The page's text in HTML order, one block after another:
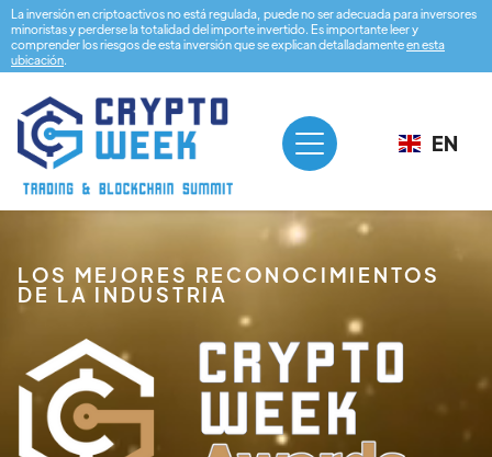
La inversión en criptoactivos no está regulada, puede no ser adecuada para inversores
minoristas y perderse la totalidad del importe invertido. Es importante leer y
comprender los riesgos de esta inversión que se explican detalladamenteen esta
ubicación.
EN
LOS MEJORES RECONOCIMIENTOS
DE LA INDUSTRIA